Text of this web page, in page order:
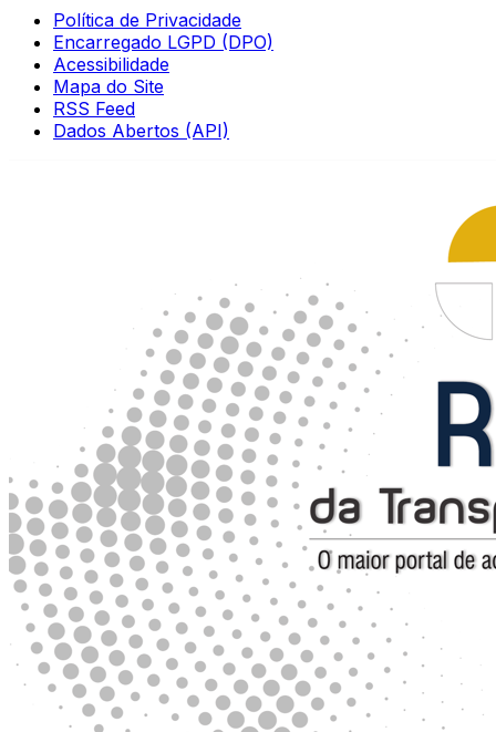
Política de Privacidade
Encarregado LGPD (DPO)
Acessibilidade
Mapa do Site
RSS Feed
Dados Abertos (API)